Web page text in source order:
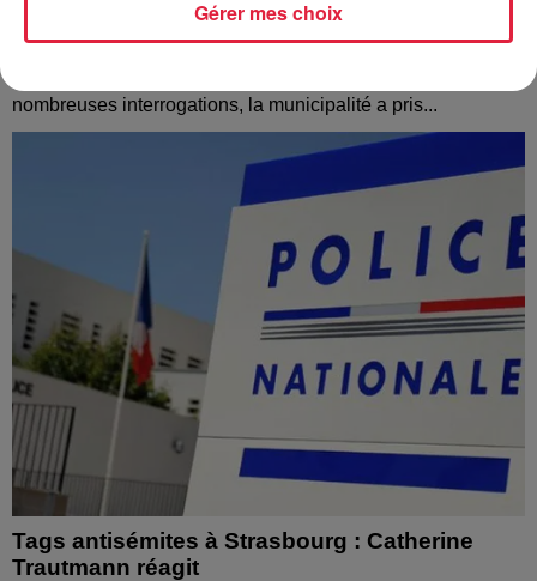
À Hoerdt, de l’eau brune sort des robinets
Depuis plusieurs jours, des habitants de Hoerdt ont vu de
nombreuses interrogations, la municipalité a pris...
Tags antisémites à Strasbourg : Catherine
Trautmann réagit
Gérer mes choix